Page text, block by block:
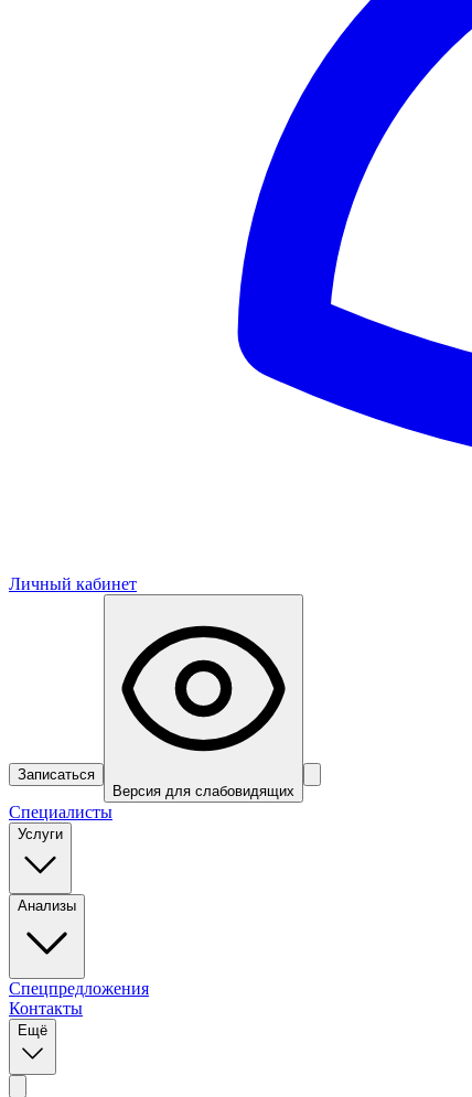
Личный кабинет
Записаться
Версия для слабовидящих
Специалисты
Услуги
Анализы
Спецпредложения
Контакты
Ещё